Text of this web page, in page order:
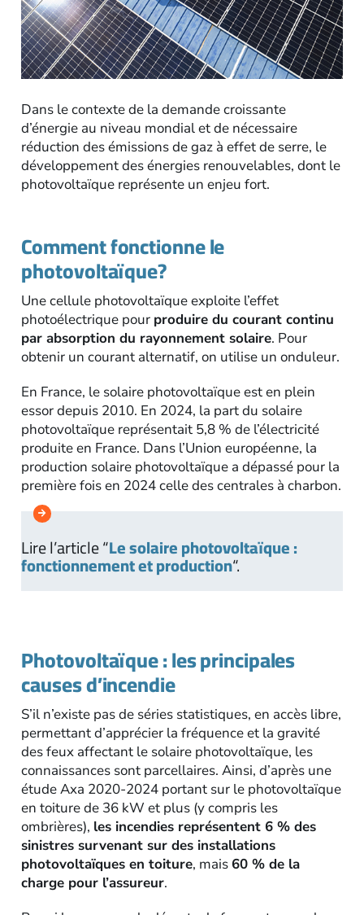
Dans le contexte de la demande croissante
d’énergie au niveau mondial et de nécessaire
réduction des émissions de gaz à effet de serre, le
développement des énergies renouvelables, dont le
photovoltaïque représente un enjeu fort.
Comment fonctionne le
photovoltaïque?
Une cellule photovoltaïque exploite l’effet
photoélectrique pour produire du courant continu
par absorption du rayonnement solaire. Pour
obtenir un courant alternatif, on utilise un onduleur.
En France, le solaire photovoltaïque est en plein
essor depuis 2010. En 2024, la part du solaire
photovoltaïque représentait 5,8 % de l’électricité
produite en France. Dans l’Union européenne, la
production solaire photovoltaïque a dépassé pour la
première fois en 2024 celle des centrales à charbon.
Lire l’article “Le solaire photovoltaïque :
fonctionnement et production“.
Photovoltaïque : les principales
causes d’incendie
S’il n’existe pas de séries statistiques, en accès libre,
permettant d’apprécier la fréquence et la gravité
des feux affectant le solaire photovoltaïque, les
connaissances sont parcellaires. Ainsi, d’après une
étude Axa 2020-2024 portant sur le photovoltaïque
en toiture de 36 kW et plus (y compris les
ombrières), les incendies représentent 6 % des
sinistres survenant sur des installations
photovoltaïques en toiture, mais 60 % de la
charge pour l’assureur.